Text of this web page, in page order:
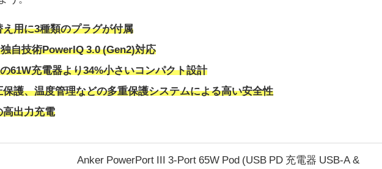
え用に3種類のプラグが付属
自技術PowerIQ 3.0 (Gen2)対応
61W充電器より34%小さいコンパクト設計
保護、温度管理などの多重保護システムによる高い安全性
高出力充電
Anker PowerPort III 3-Port 65W Pod (USB PD 充電器 USB-A &